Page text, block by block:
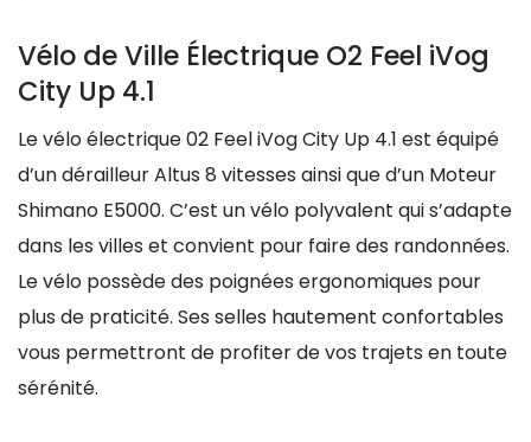
Vélo de Ville Électrique O2 Feel iVog
City Up 4.1
Le vélo électrique 02 Feel iVog City Up 4.1 est équipé
d’un dérailleur Altus 8 vitesses ainsi que d’un Moteur
Shimano E5000. C’est un vélo polyvalent qui s’adapte
dans les villes et convient pour faire des randonnées.
Le vélo possède des poignées ergonomiques pour
plus de praticité. Ses selles hautement confortables
vous permettront de profiter de vos trajets en toute
sérénité.